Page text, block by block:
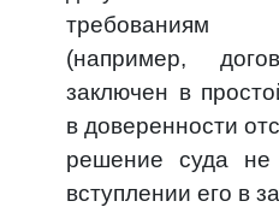
требованиям
(например,
заключен в
в доверенности
решение суда не
вступлении его в